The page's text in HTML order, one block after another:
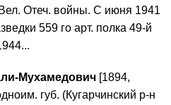
Отеч. войны. С июня 1941
559 го арт. полка 49-й
Мухамедович [1894,
губ. (Кугарчинский р-н